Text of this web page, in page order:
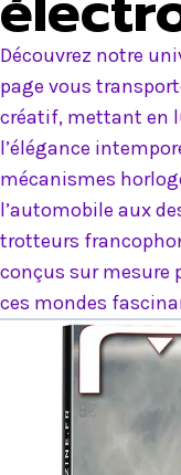
Découvrez notre
page vous
créatif, mettant en
l’élégance
mécanismes
l’automobile aux
trotteurs
conçus sur mesure
ces mondes